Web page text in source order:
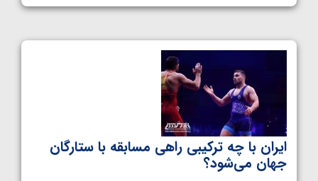
ایران با چه ترکیبی راهی مسابقه با ستارگان
جهان می‌شود؟